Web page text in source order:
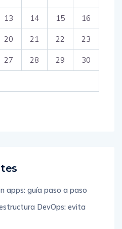
13 14 15 16
20 21 22 23
27 28 29 30
apps: guía paso a paso
DevOps: evita